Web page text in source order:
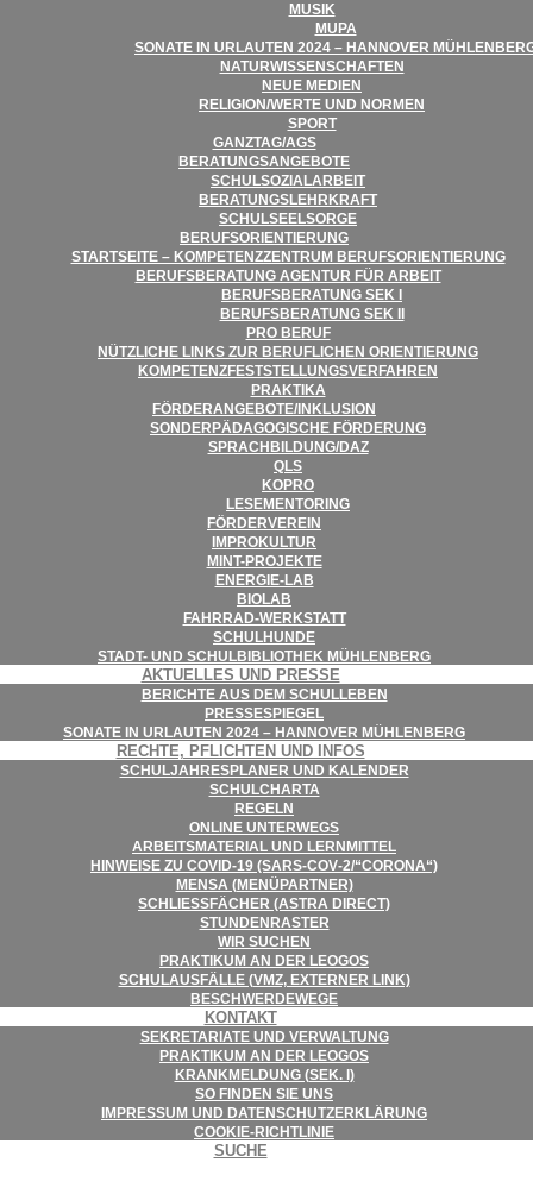
MUSIK
MUPA
SONATE IN URLAU­TEN 2024 – HAN­NO­VER
NATUR­WIS­SEN­SCHAF­TEN
NEUE MEDIEN
RELIGION/​​WERTE UND NORMEN
SPORT
GANZTAG/​​AGS
BERA­TUNGS­AN­GE­BOTE
SCHUL­SO­ZI­AL­AR­BEIT
BERA­TUNGS­LEHR­KRAFT
SCHUL­SEEL­SORGE
BERUFS­ORI­EN­TIE­RUNG
START­SEITE – KOM­PE­TENZ­ZEN­TRUM BERUFSORIENTIERUNG
BERUFS­BE­RA­TUNG AGEN­TUR FÜR ARBEIT
BERUFS­BE­RA­TUNG SEK I
BERUFS­BE­RA­TUNG SEK II
PRO BERUF
NÜTZ­LI­CHE LINKS ZUR BERUF­LI­CHEN ORIENTIERUNG
KOM­PE­TENZ­FEST­STEL­LUNGS­VER­FAH­REN
PRAK­TIKA
FÖRDERANGEBOTE/​​INKLUSION
SON­DER­PÄD­AGO­GI­SCHE FÖRDERUNG
SPRACHBILDUNG/​​DAZ
QLS
KOPRO
LESE­MEN­TO­RING
FÖR­DER­VER­EIN
IMPRO­KUL­TUR
MINT-PRO­­JEKTE
ENER­­GIE-LAB
BIO­LAB
FAHR­RAD-WER­K­STATT
SCHUL­HUNDE
STADT- UND SCHUL­BI­BLIO­THEK MÜHLENBERG
AKTU­EL­LES UND PRESSE
BERICHTE AUS DEM SCHULLEBEN
PRES­SE­SPIE­GEL
SONATE IN URLAU­TEN 2024 – HAN­NO­VER MÜHLENBERG
RECHTE, PFLICH­TEN UND INFOS
SCHUL­JAH­RES­PLA­NER UND KALENDER
SCHUL­CHARTA
REGELN
ONLINE UNTER­WEGS
ARBEITS­MA­TE­RIAL UND LERNMITTEL
HIN­WEISE ZU COVID-19 (SARS-COV‑2/“CORONA“)
MENSA (MENÜ­PART­NER)
SCHLIESS­FÄ­CHER (ASTRA DIRECT)
STUN­DEN­RAS­TER
WIR SUCHEN
PRAK­TI­KUM AN DER LEOGOS
SCHUL­AUS­FÄLLE (VMZ, EXTER­NER LINK)
BESCHWER­DE­WEGE
KON­TAKT
SEKRE­TA­RIATE UND VERWALTUNG
PRAK­TI­KUM AN DER LEOGOS
KRANK­MEL­DUNG (SEK. I)
SO FIN­DEN SIE UNS
IMPRES­SUM UND DATENSCHUTZERKLÄRUNG
COO­KIE-RICHT­LI­NIE
SUCHE